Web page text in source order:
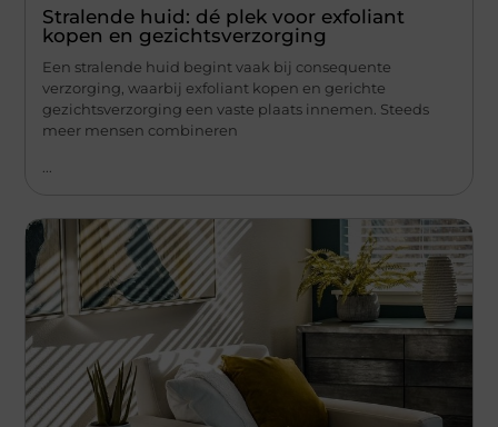
Stralende huid: dé plek voor exfoliant
kopen en gezichtsverzorging
Een stralende huid begint vaak bij consequente
verzorging, waarbij exfoliant kopen en gerichte
gezichtsverzorging een vaste plaats innemen. Steeds
meer mensen combineren
...